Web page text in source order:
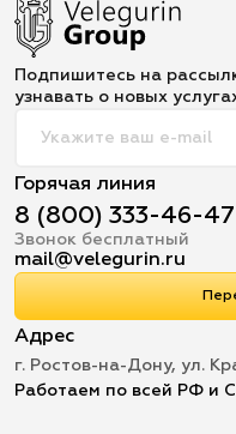
Подпишитесь на
узнавать о новых
Горячая линия
8 (800) 333-46-47
Звонок бесплатный
mail@velegurin.ru
Адрес
г. Ростов-на-Дону, ул.
Работаем по всей РФ и